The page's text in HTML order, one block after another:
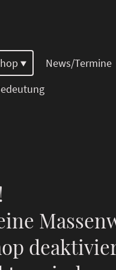
News/Termine